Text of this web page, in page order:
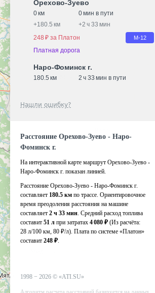
Орехово-Зуево
0 км
0 мин в пути
+180.5 км +2 ч 33 мин
248 ₽ за Платон
М-12
Платная дорога
Наро-Фоминск г.
180.5 км 2 ч 33 мин в пути
Нашли ошибку?
Расстояние Орехово-Зуево - Наро-
Фоминск г.
На интерактивной карте маршрут Орехово-Зуево -
Наро-Фоминск г. показан линией.
Расстояние Орехово-Зуево - Наро-Фоминск г.
составляет 180.5 км по трассе. Ориентировочное
время преодоления расстояния на машине
составляет 2 ч 33 мин. Средний расход топлива
составит 51 л при затратах 4 080 ₽ (Из расчёта:
28 л/100 км, 80 ₽/л). Плата по системе «Платон»
составит 248 ₽.
1998 − 2026 © «ATI.SU»
Алгоритм расчета расстояний базируется на данных,